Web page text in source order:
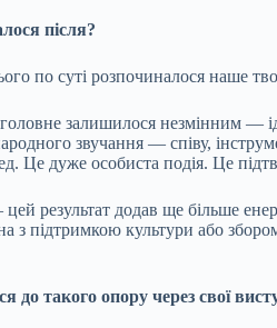
після?
по суті розпочиналося наше
залишилося незмінним —
звучання — співу,
Це дуже особиста подія. Це
результат додав ще більше
з підтримкою культури або
такого опору через свої